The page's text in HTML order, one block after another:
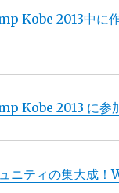
Kobe 2013中に
Kobe 2013 に参
ニティの集大成